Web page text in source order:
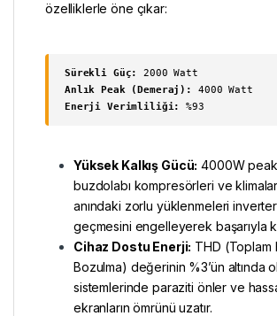
özelliklerle öne çıkar:
Sürekli Güç:
2000 Watt
Anlık Peak (Demeraj):
4000 Watt
Enerji Verimliliği:
%93
Yüksek Kalkış Gücü: 4000W peak
buzdolabı kompresörleri ve
anındaki zorlu yüklenmeleri
geçmesini engelleyerek başarıyla
Cihaz Dostu Enerji: THD (Toplam
Bozulma) değerinin %3’ün altında
sistemlerinde paraziti önler ve
ekranların ömrünü uzatır.